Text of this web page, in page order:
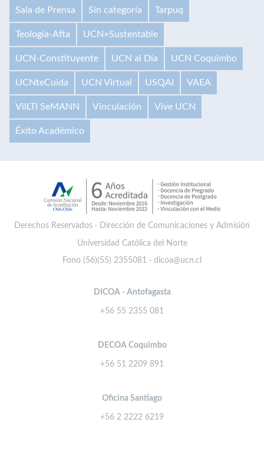
Sala de Prensa Sin categoría Tarpuq
Teología-Afta UCN+Sustentable
UCN-Constituyente UCN al Día UCN Coquimbo
UCNteCuida UCN Virtual USQAI VAEA
VilLTI SeMANN Vinculación Vive UCN
Éxito Académico
Derechos Reservados · Dirección de Comunicaciones y Admisión
Universidad Católica del Norte
Fono (56)(55) 2355081 · dicoa@ucn.cl
DICOA - Antofagasta
+56 55 2355 081
DECOA Coquimbo
+56 51 2209 891
Oficina Santiago
+56 2 2222 6219